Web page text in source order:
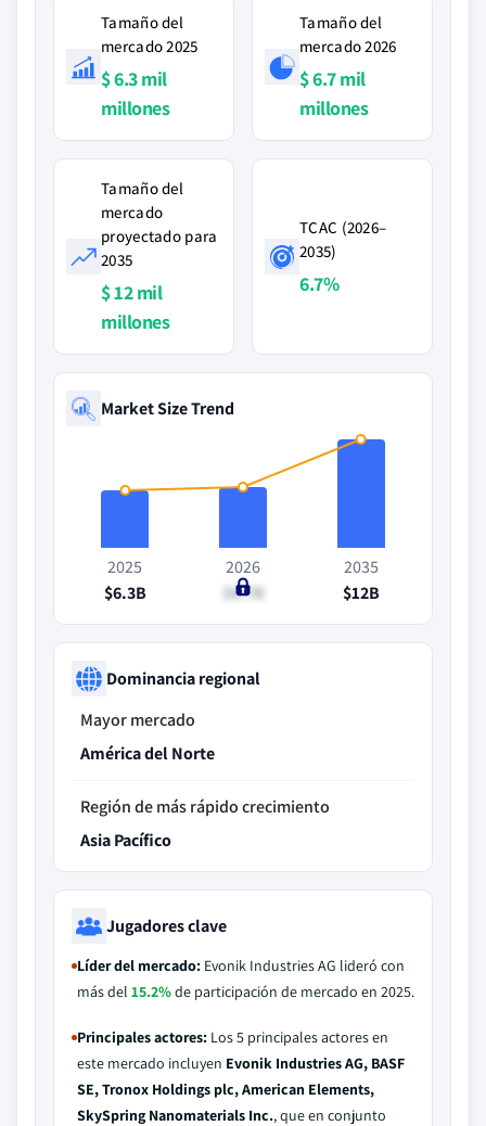
Tamaño del
mercado 2025
$ 6.3 mil
millones
Tamaño del
mercado 2026
$ 6.7 mil
millones
Tamaño del
mercado
proyectado para
2035
$ 12 mil
millones
TCAC (2026–
2035)
6.7%
Market Size Trend
2025
$6.3B
2026
$6.7B
2035
$12B
Dominancia regional
Mayor mercado
América del Norte
Región de más rápido crecimiento
Asia Pacífico
Jugadores clave
Líder del mercado: Evonik Industries AG lideró con
más del 15.2%de participación de mercado en 2025.
Principales actores: Los 5 principales actores en
este mercado incluyen Evonik Industries AG, BASF
SE, Tronox Holdings plc, American Elements,
SkySpring Nanomaterials Inc., que en conjunto